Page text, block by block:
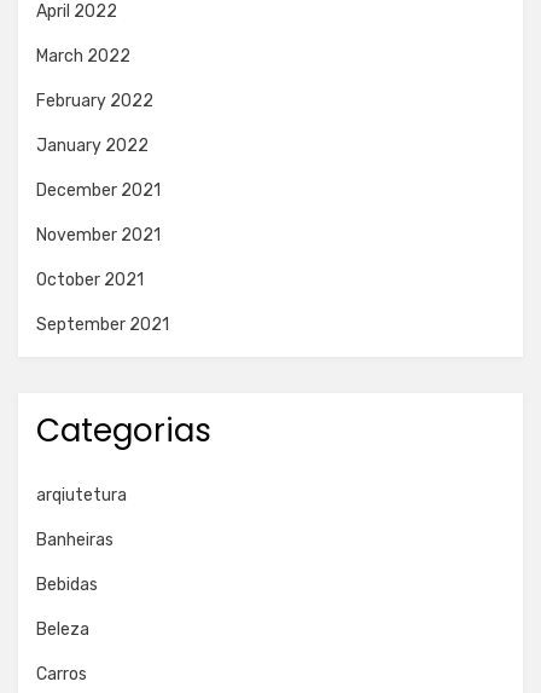
April 2022
March 2022
February 2022
January 2022
December 2021
November 2021
October 2021
September 2021
Categorias
arqiutetura
Banheiras
Bebidas
Beleza
Carros